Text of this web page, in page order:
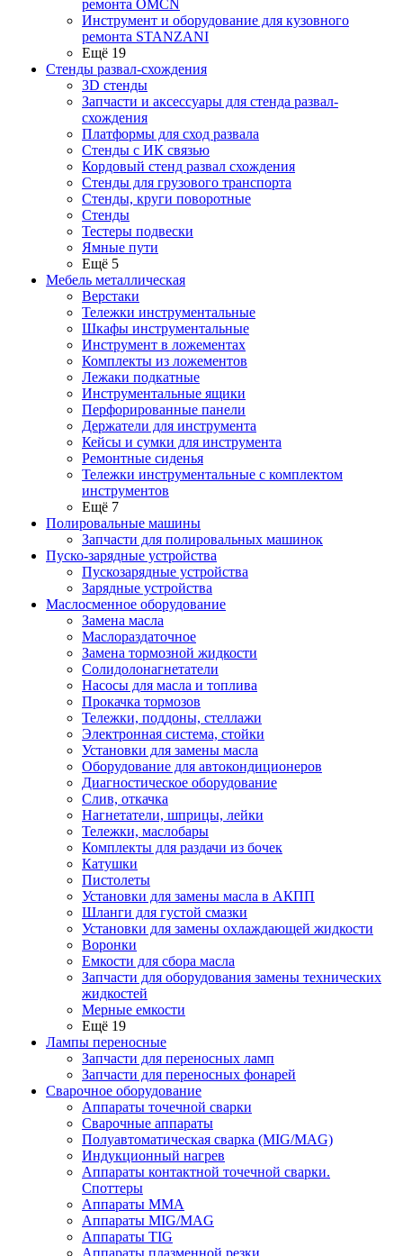
ремонта OMCN
Инструмент и оборудование для кузовного
ремонта STANZANI
Ещё 19
Стенды развал-схождения
3D стенды
Запчасти и аксессуары для стенда развал-
схождения
Платформы для сход развала
Стенды с ИК связью
Кордовый стенд развал схождения
Стенды для грузового транспорта
Стенды, круги поворотные
Стенды
Тестеры подвески
Ямные пути
Ещё 5
Мебель металлическая
Верстаки
Тележки инструментальные
Шкафы инструментальные
Инструмент в ложементах
Комплекты из ложементов
Лежаки подкатные
Инструментальные ящики
Перфорированные панели
Держатели для инструмента
Кейсы и сумки для инструмента
Ремонтные сиденья
Тележки инструментальные с комплектом
инструментов
Ещё 7
Полировальные машины
Запчасти для полировальных машинок
Пуско-зарядные устройства
Пускозарядные устройства
Зарядные устройства
Маслосменное оборудование
Замена масла
Маслораздаточное
Замена тормозной жидкости
Солидолонагнетатели
Насосы для масла и топлива
Прокачка тормозов
Тележки, поддоны, стеллажи
Электронная система, стойки
Установки для замены масла
Оборудование для автокондиционеров
Диагностическое оборудование
Слив, откачка
Нагнетатели, шприцы, лейки
Тележки, маслобары
Комплекты для раздачи из бочек
Катушки
Пистолеты
Установки для замены масла в АКПП
Шланги для густой смазки
Установки для замены охлаждающей жидкости
Воронки
Емкости для сбора масла
Запчасти для оборудования замены технических
жидкостей
Мерные емкости
Ещё 19
Лампы переносные
Запчасти для переносных ламп
Запчасти для переносных фонарей
Сварочное оборудование
Аппараты точечной сварки
Сварочные аппараты
Полуавтоматическая сварка (MIG/MAG)
Индукционный нагрев
Аппараты контактной точечной сварки.
Споттеры
Аппараты MMA
Аппараты MIG/MAG
Аппараты TIG
Аппараты плазменной резки